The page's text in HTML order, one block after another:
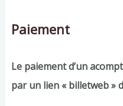
Paiement
Le paiement d’un
par un lien « billetweb »